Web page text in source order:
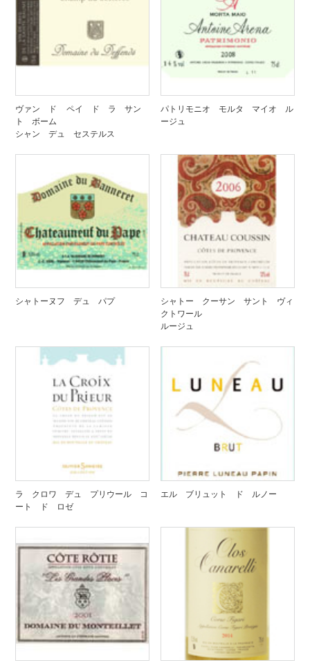
ヴァン ド ペイ ド ラ サン
ト ボーム
シャン デュ セステルス
パトリモニオ モルタ マイオ ル
ージュ
シャトーヌフ デュ パプ
シャトー クーサン サント ヴィ
クトワール
ルージュ
ラ クロワ デュ プリウール コ
ート ド ロゼ
エル ブリュット ド ルノー